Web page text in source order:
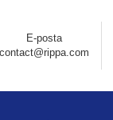
E-posta
contact@rippa.com